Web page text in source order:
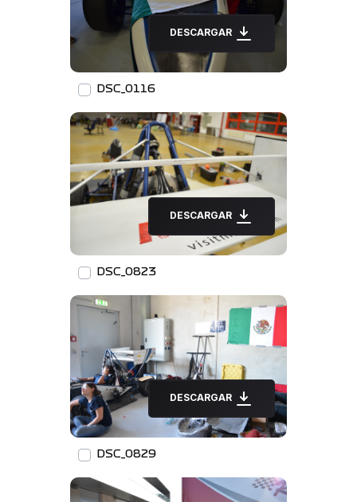
DESCARGAR
DSC_0116
DESCARGAR
DSC_0823
DESCARGAR
DSC_0829